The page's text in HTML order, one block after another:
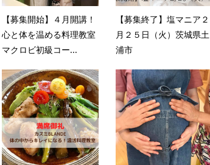
【募集開始】４月開講！
心と体を温める料理教室
マクロビ初級コー...
【募集終了】塩マニア２
月２５日（火）茨城県土
浦市